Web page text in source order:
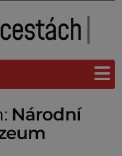
Národní